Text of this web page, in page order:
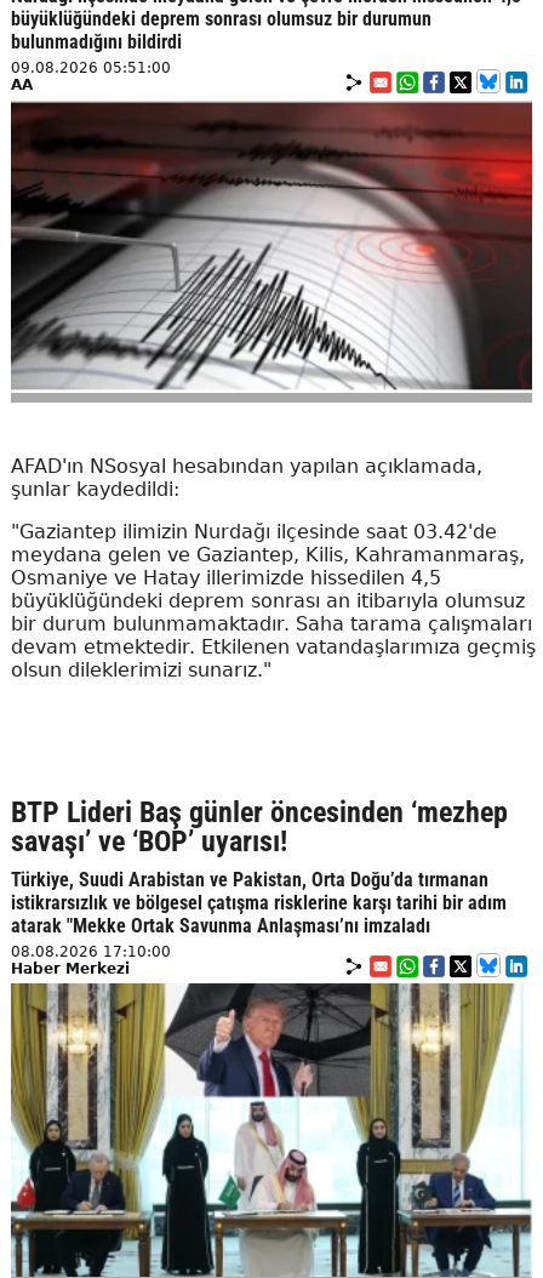
büyüklüğündeki deprem sonrası olumsuz bir durumun
bulunmadığını bildirdi
09.08.2026 05:51:00
AA
AFAD'ın NSosyal hesabından yapılan açıklamada,
şunlar kaydedildi:
"Gaziantep ilimizin Nurdağı ilçesinde saat 03.42'de
meydana gelen ve Gaziantep, Kilis, Kahramanmaraş,
Osmaniye ve Hatay illerimizde hissedilen 4,5
büyüklüğündeki deprem sonrası an itibarıyla olumsuz
bir durum bulunmamaktadır. Saha tarama çalışmaları
devam etmektedir. Etkilenen vatandaşlarımıza geçmiş
olsun dileklerimizi sunarız."
BTP Lideri Baş günler öncesinden ‘mezhep
savaşı’ ve ‘BOP’ uyarısı!
Türkiye, Suudi Arabistan ve Pakistan, Orta Doğu’da tırmanan
istikrarsızlık ve bölgesel çatışma risklerine karşı tarihi bir adım
atarak "Mekke Ortak Savunma Anlaşması’nı imzaladı
08.08.2026 17:10:00
Haber Merkezi